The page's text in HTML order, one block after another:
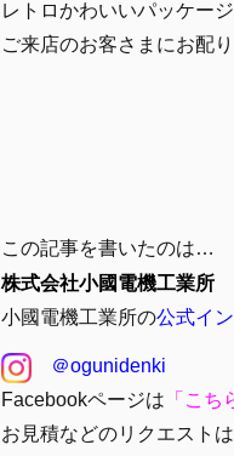
レトロかわいいパッケー
ご来店のお客さまにお配
この記事を書いたのは…
株式会社小國電機工業
小國電機工業所の公式イ
＠ogunidenki
Facebookページは 「 こち
お見積などのリクエストは